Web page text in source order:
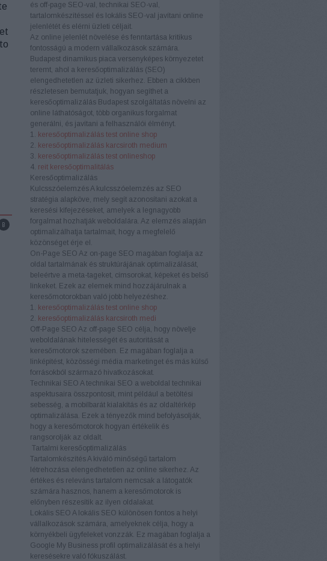
és off-page SEO-val, technikai SEO-val,
tartalomkészítéssel és lokális SEO-val javítani online
jelenlétét és elérni üzleti céljait.
Az online jelenlét növelése és fenntartása kritikus
fontosságú a modern vállalkozások számára.
Budapest dinamikus piaca versenyképes környezetet
teremt, ahol a keresőoptimalizálás (SEO)
elengedhetetlen az üzleti sikerhez. Ebben a cikkben
részletesen bemutatjuk, hogyan segíthet a
keresőoptimalizálás Budapest szolgáltatás növelni az
online láthatóságot, több organikus forgalmat
generálni, és javítani a felhasználói élményt.
1. keresőoptimalizálás test online shop
2. keresőoptimalizálás karcsiroth medium
3. keresőoptimalizálás test onlineshop
4. reit keresőoptimalitálás
Keresőoptimalizálás
KulcsszóelemzésA kulcsszóelemzés az SEO
stratégia alapköve, mely segít azonosítani azokat a
keresési kifejezéseket, amelyek a legnagyobb
forgalmat hozhatják weboldalára. Az elemzés alapján
optimalizálhatja tartalmait, hogy a megfelelő
közönséget érje el.
On-Page SEO Az on-page SEO magában foglalja az
oldal tartalmának és struktúrájának optimalizálását,
beleértve a meta-tageket, címsorokat, képeket és belső
linkeket. Ezek az elemek mind hozzájárulnak a
keresőmotorokban való jobb helyezéshez.
1. keresőoptimalizálás test online shop
2. keresőoptimalizálás karcsiroth medi
Off-Page SEO Az off-page SEO célja, hogy növelje
weboldalának hitelességét és autoritását a
keresőmotorok szemében. Ez magában foglalja a
linképítést, közösségi média marketinget és más külső
forrásokból származó hivatkozásokat.
Technikai SEO A technikai SEO a weboldal technikai
aspektusaira összpontosít, mint például a betöltési
sebesség, a mobilbarát kialakítás és az oldaltérkép
optimalizálása. Ezek a tényezők mind befolyásolják,
hogy a keresőmotorok hogyan értékelik és
rangsorolják az oldalt.
Tartalmi keresőoptimalizálás
TartalomkészítésA kiváló minőségű tartalom
létrehozása elengedhetetlen az online sikerhez. Az
értékes és releváns tartalom nemcsak a látogatók
számára hasznos, hanem a keresőmotorok is
előnyben részesítik az ilyen oldalakat.
Lokális SEO A lokális SEO különösen fontos a helyi
vállalkozások számára, amelyeknek célja, hogy a
környékbeli ügyfeleket vonzzák. Ez magában foglalja a
Google My Business profil optimalizálását és a helyi
keresésekre való fókuszálást.